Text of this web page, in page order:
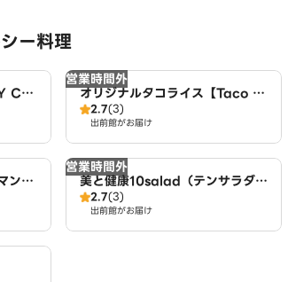
ー料理
CHI
営業時間外
オリジナルタコライス【Taco fe
liz】 名古屋店
2.7(3)
出前館がお届け
ンガ
営業時間外
美と健康10salad（テンサラダ）
名古屋店
2.7(3)
出前館がお届け